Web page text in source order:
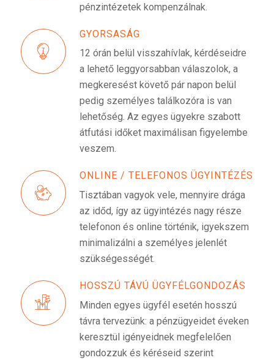
pénzintézetek kompenzálnak.
GYORSASÁG
12 órán belül visszahívlak, kérdéseidre
a lehető leggyorsabban válaszolok, a
megkeresést követő pár napon belül
pedig személyes találkozóra is van
lehetőség. Az egyes ügyekre szabott
átfutási időket maximálisan figyelembe
veszem.
ONLINE / TELEFONOS ÜGYINTÉZÉS
Tisztában vagyok vele, mennyire drága
az időd, így az ügyintézés nagy része
telefonon és online történik, igyekszem
minimalizálni a személyes jelenlét
szükségességét.
HOSSZÚ TÁVÚ ÜGYFÉLGONDOZÁS
Minden egyes ügyfél esetén hosszú
távra tervezünk: a pénzügyeidet éveken
keresztül igényeidnek megfelelően
gondozzuk és kéréseid szerint